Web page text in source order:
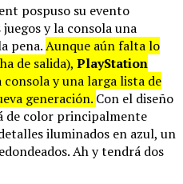
pospuso su evento
y la consola una
pena.Aunque aún falta lo
de salida), PlayStation
y una larga lista de
generación. Con el diseño
de color principalmente
iluminados en azul, un
Ah y tendrá dos